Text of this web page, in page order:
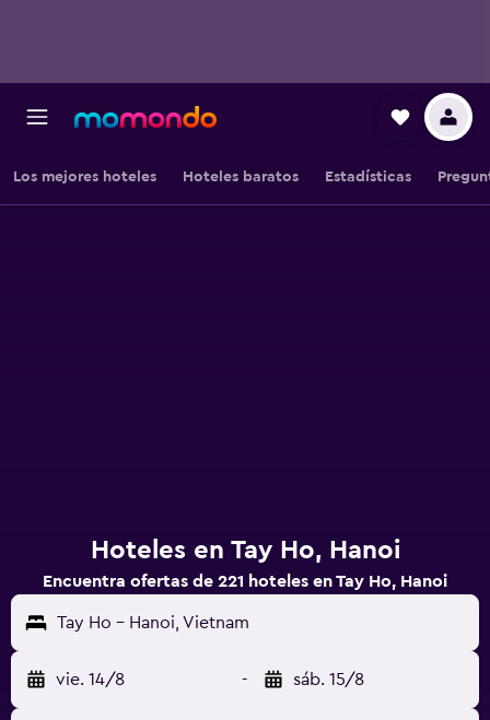
Los mejores hoteles Hoteles baratos Estadísticas
Hoteles en Tay Ho, Hanoi
Encuentra ofertas de 221 hoteles en Tay Ho, Hanoi
Tay Ho - Hanoi, Vietnam
vie. 14/8 - sáb. 15/8